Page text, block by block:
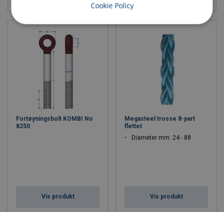
Fortøyningsbolt KOMBI No
8250
Vis produkt
Megasteel trosse 8-part
flettet
Diameter mm: 24 - 88
Vis produkt
Cookie Policy